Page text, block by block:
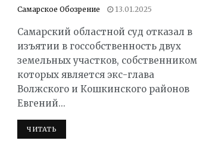
Самарское Обозрение 13.01.2025
Самарский областной суд отказал в
изъятии в госсобственность двух
земельных участков, собственником
которых является экс-глава
Волжского и Кошкинского районов
Евгений...
ЧИТАТЬ